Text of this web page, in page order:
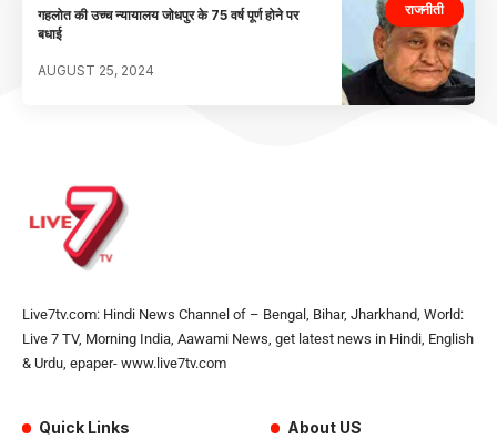
राजनीती
गहलोत की उच्च न्यायालय जोधपुर के 75 वर्ष पूर्ण होने पर
बधाई
AUGUST 25, 2024
Live7tv.com: Hindi News Channel of – Bengal, Bihar, Jharkhand, World:
Live 7 TV, Morning India, Aawami News, get latest news in Hindi, English
& Urdu, epaper- www.live7tv.com
Quick Links About US